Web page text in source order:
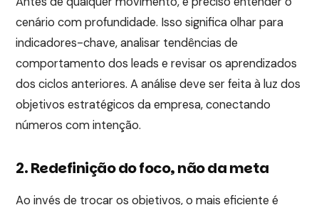
cenário com profundidade. Isso significa olhar para
indicadores-chave, analisar tendências de
comportamento dos leads e revisar os aprendizados
dos ciclos anteriores. A análise deve ser feita à luz dos
objetivos estratégicos da empresa, conectando
números com intenção.
2. Redefinição do foco, não da meta
Ao invés de trocar os objetivos, o mais eficiente é